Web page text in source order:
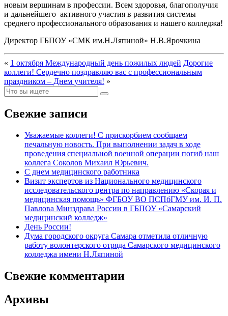
новым вершинам в профессии. Всем здоровья, благополучия
и дальнейшего активного участия в развития системы
среднего профессионального образования и нашего колледжа!
Директор ГБПОУ «СМК им.Н.Ляпиной» Н.В.Ярочкина
« 1 октября Международный день пожилых людей Дорогие
коллеги! Сердечно поздравляю вас с профессиональным
праздником – Днем учителя! »
Свежие записи
Уважаемые коллеги! С прискорбием сообщаем
печальную новость. При выполнении задач в ходе
проведения специальной военной операции погиб наш
коллега Соколов Михаил Юрьевич.
С днем медицинского работника
Визит экспертов из Национального медицинского
исследовательского центра по направлению «Скорая и
медицинская помощь» ФГБОУ ВО ПСПбГМУ им. И. П.
Павлова Минздрава России в ГБПОУ «Самарский
медицинский колледж»
День России!
Дума городского округа Самара отметила отличную
работу волонтерского отряда Самарского медицинского
колледжа имени Н.Ляпиной
Свежие комментарии
Архивы